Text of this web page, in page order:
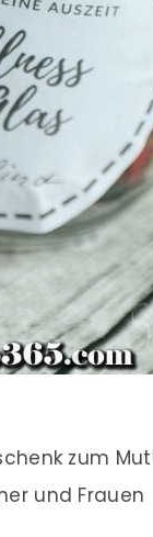
zum
und Frauen